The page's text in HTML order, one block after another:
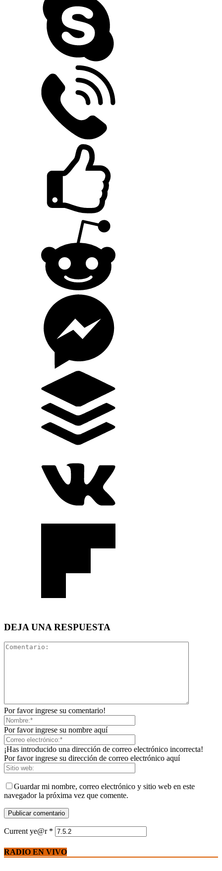
DEJA UNA RESPUESTA
Por favor ingrese su comentario!
Por favor ingrese su nombre aquí
¡Has introducido una dirección de correo electrónico incorrecta!
Por favor ingrese su dirección de correo electrónico aquí
Guardar mi nombre, correo electrónico y sitio web en este
navegador la próxima vez que comente.
Current ye@r *
RADIO EN VIVO